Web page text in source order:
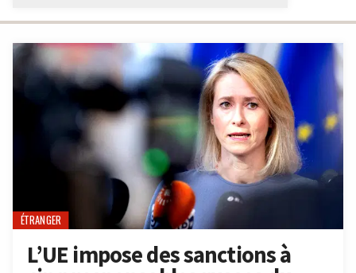
ÉTRANGER
L’UE impose des sanctions à